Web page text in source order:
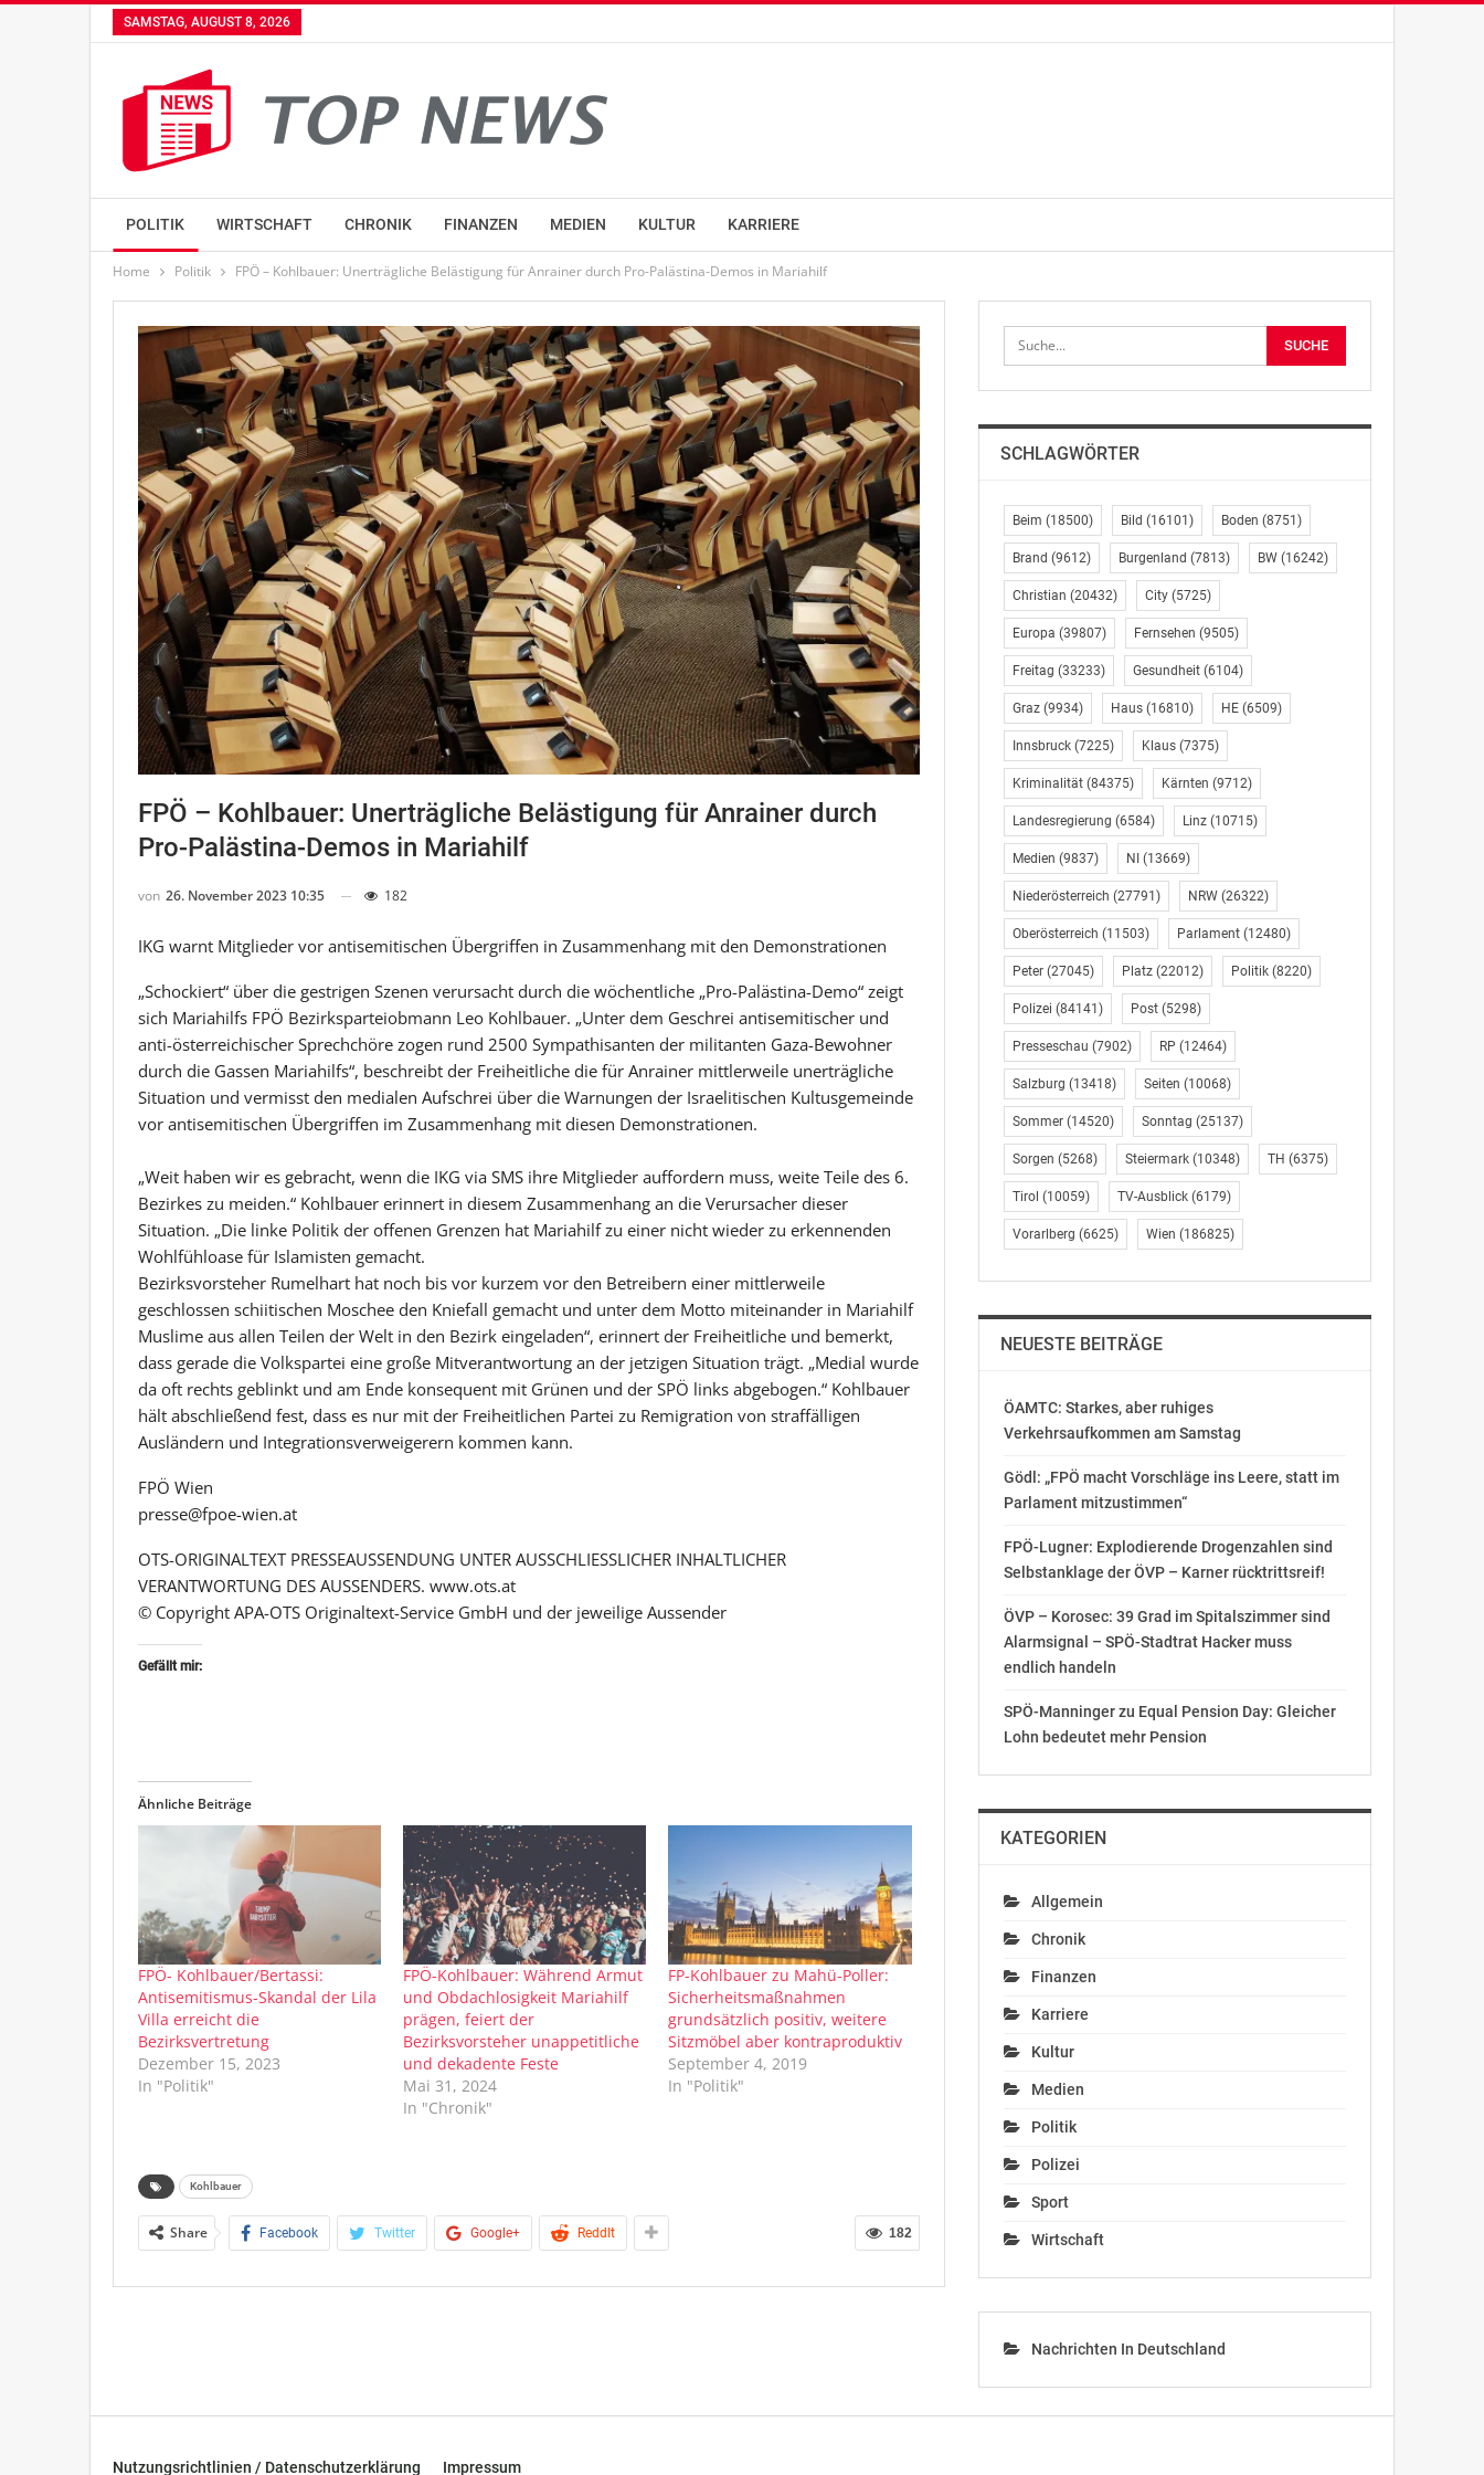
SAMSTAG, AUGUST 8, 2026
POLITIK WIRTSCHAFT CHRONIK FINANZEN MEDIEN KULTUR KARRIERE
Home Politik FPÖ – Kohlbauer: Unerträgliche Belästigung für Anrainer durch Pro-Palästina-Demos in Mariahilf
FPÖ – Kohlbauer: Unerträgliche Belästigung für Anrainer durch
Pro-Palästina-Demos in Mariahilf
von 26. November 2023 10:35 182
IKG warnt Mitglieder vor antisemitischen Übergriffen in Zusammenhang mit den Demonstrationen
„Schockiert“ über die gestrigen Szenen verursacht durch die wöchentliche „Pro-Palästina-Demo“ zeigt
sich Mariahilfs FPÖ Bezirksparteiobmann Leo Kohlbauer. „Unter dem Geschrei antisemitischer und
anti-österreichischer Sprechchöre zogen rund 2500 Sympathisanten der militanten Gaza-Bewohner
durch die Gassen Mariahilfs“, beschreibt der Freiheitliche die für Anrainer mittlerweile unerträgliche
Situation und vermisst den medialen Aufschrei über die Warnungen der Israelitischen Kultusgemeinde
vor antisemitischen Übergriffen im Zusammenhang mit diesen Demonstrationen.
„Weit haben wir es gebracht, wenn die IKG via SMS ihre Mitglieder auffordern muss, weite Teile des 6.
Bezirkes zu meiden.“ Kohlbauer erinnert in diesem Zusammenhang an die Verursacher dieser
Situation. „Die linke Politik der offenen Grenzen hat Mariahilf zu einer nicht wieder zu erkennenden
Wohlfühloase für Islamisten gemacht.
Bezirksvorsteher Rumelhart hat noch bis vor kurzem vor den Betreibern einer mittlerweile
geschlossen schiitischen Moschee den Kniefall gemacht und unter dem Motto miteinander in Mariahilf
Muslime aus allen Teilen der Welt in den Bezirk eingeladen“, erinnert der Freiheitliche und bemerkt,
dass gerade die Volkspartei eine große Mitverantwortung an der jetzigen Situation trägt. „Medial wurde
da oft rechts geblinkt und am Ende konsequent mit Grünen und der SPÖ links abgebogen.“ Kohlbauer
hält abschließend fest, dass es nur mit der Freiheitlichen Partei zu Remigration von straffälligen
Ausländern und Integrationsverweigerern kommen kann.
FPÖ Wien
presse@fpoe-wien.at
OTS-ORIGINALTEXT PRESSEAUSSENDUNG UNTER AUSSCHLIESSLICHER INHALTLICHER
VERANTWORTUNG DES AUSSENDERS. www.ots.at
© Copyright APA-OTS Originaltext-Service GmbH und der jeweilige Aussender
Gefällt mir:
Ähnliche Beiträge
FPÖ- Kohlbauer/Bertassi:
Antisemitismus-Skandal der Lila
Villa erreicht die
Bezirksvertretung
Dezember 15, 2023
In "Politik"
FPÖ-Kohlbauer: Während Armut
und Obdachlosigkeit Mariahilf
prägen, feiert der
Bezirksvorsteher unappetitliche
und dekadente Feste
Mai 31, 2024
In "Chronik"
FP-Kohlbauer zu Mahü-Poller:
Sicherheitsmaßnahmen
grundsätzlich positiv, weitere
Sitzmöbel aber kontraproduktiv
September 4, 2019
In "Politik"
Kohlbauer
182
Share Facebook Twitter Google+ ReddIt
SCHLAGWÖRTER
Beim (18500) Bild (16101) Boden (8751)
Brand (9612) Burgenland (7813) BW(16242)
Christian (20432) City(5725)
Europa (39807) Fernsehen (9505)
Freitag (33233) Gesundheit(6104)
Graz(9934) Haus(16810) HE(6509)
Innsbruck(7225) Klaus(7375)
Kriminalität(84375) Kärnten (9712)
Landesregierung (6584) Linz(10715)
Medien (9837) NI (13669)
Niederösterreich (27791) NRW(26322)
Oberösterreich (11503) Parlament(12480)
Peter(27045) Platz(22012) Politik(8220)
Polizei (84141) Post(5298)
Presseschau (7902) RP (12464)
Salzburg (13418) Seiten (10068)
Sommer(14520) Sonntag (25137)
Sorgen (5268) Steiermark(10348) TH (6375)
Tirol (10059) TV-Ausblick(6179)
Vorarlberg (6625) Wien (186825)
NEUESTE BEITRÄGE
ÖAMTC: Starkes, aber ruhiges
Verkehrsaufkommen am Samstag
Gödl: „FPÖ macht Vorschläge ins Leere, statt im
Parlament mitzustimmen“
FPÖ-Lugner: Explodierende Drogenzahlen sind
Selbstanklage der ÖVP – Karner rücktrittsreif!
ÖVP – Korosec: 39 Grad im Spitalszimmer sind
Alarmsignal – SPÖ-Stadtrat Hacker muss
endlich handeln
SPÖ-Manninger zu Equal Pension Day: Gleicher
Lohn bedeutet mehr Pension
KATEGORIEN
Allgemein
Chronik
Finanzen
Karriere
Kultur
Medien
Politik
Polizei
Sport
Wirtschaft
Nachrichten In Deutschland
Nutzungsrichtlinien / Datenschutzerklärung Impressum